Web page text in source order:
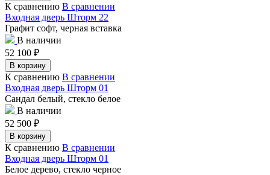
К сравнению В сравнении
Входная дверь Шторм 22
Графит софт, черная вставка
В наличии
52 100 ₽
В корзину
К сравнению В сравнении
Входная дверь Шторм 01
Сандал белый, стекло белое
В наличии
52 500 ₽
В корзину
К сравнению В сравнении
Входная дверь Шторм 01
Белое дерево, стекло черное